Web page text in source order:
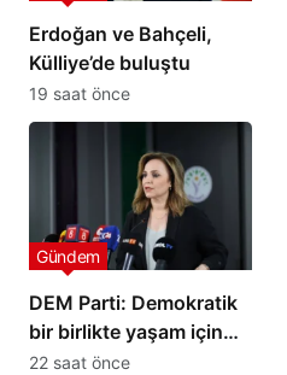
Erdoğan ve Bahçeli,
Külliye’de buluştu
19 saat önce
DEM Parti: Demokratik
bir birlikte yaşam için
atılmış ilk imzalar
Gündem
22 saat önce